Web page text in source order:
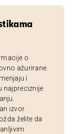
o
ažurirane.
i
najpreciznije
izvor
želite da